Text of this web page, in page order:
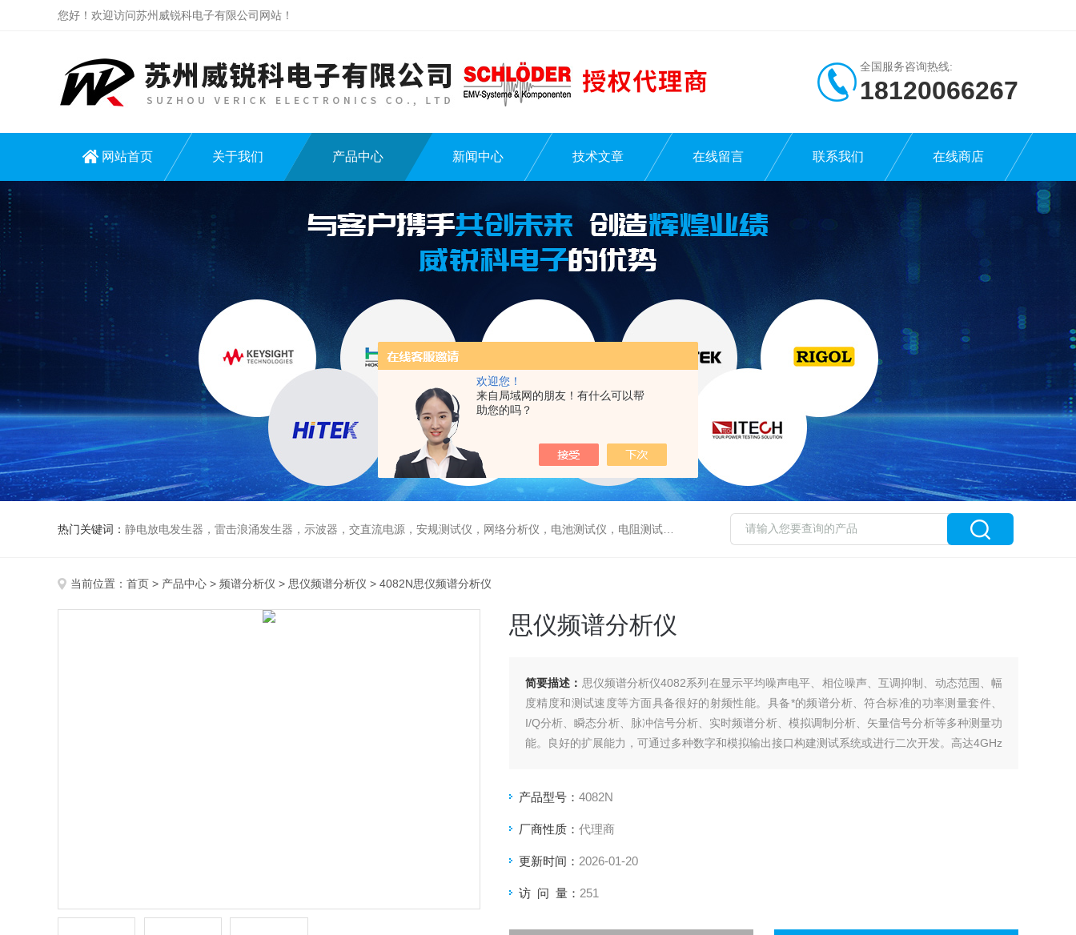
欢迎您！
来自局域网的朋友！有什么可以帮
助您的吗？
您好！欢迎访问苏州威锐科电子有限公司网站！
全国服务咨询热线:
18120066267
网站首页 关于我们 产品中心 新闻中心 技术文章 在线留言 联系我们 在线商店
热门关键词： 静电放电发生器，雷击浪涌发生器，示波器，交直流电源，安规测试仪，网络分析仪，电池测试仪，电阻测试仪，数据采集仪
当前位置： 首页 > 产品中心 > 频谱分析仪 > 思仪频谱分析仪 > 4082N思仪频谱分析仪
思仪频谱分析仪
简要描述： 思仪频谱分析仪4082系列在显示平均噪声电平、相位噪声、互调抑制、动态范围、幅
度精度和测试速度等方面具备很好的射频性能。具备*的频谱分析、符合标准的功率测量套件、
I/Q分析、瞬态分析、脉冲信号分析、实时频谱分析、模拟调制分析、矢量信号分析等多种测量功
能。良好的扩展能力，可通过多种数字和模拟输出接口构建测试系统或进行二次开发。高达4GHz
产品型号： 4082N
厂商性质： 代理商
更新时间： 2026-01-20
访 问 量： 251